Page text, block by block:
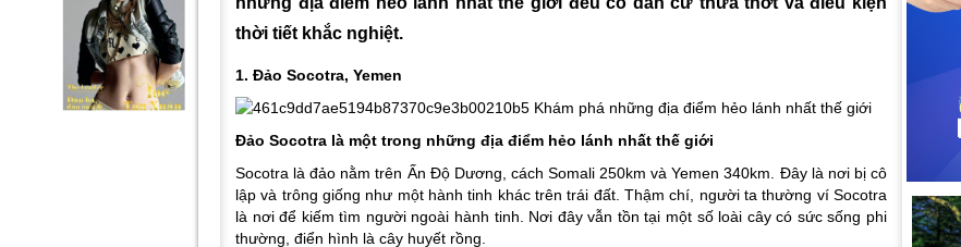
thời tiết khắc nghiệt.
1. Đảo Socotra, Yemen
Đảo Socotra là một trong những địa điểm hẻo lánh nhất thế giới
Socotra là đảo nằm trên Ấn Độ Dương, cách Somali 250km và Yemen 340km. Đây là nơi bị cô
lập và trông giống như một hành tinh khác trên trái đất. Thậm chí, người ta thường ví Socotra
là nơi để kiếm tìm người ngoài hành tinh. Nơi đây vẫn tồn tại một số loài cây có sức sống phi
thường, điển hình là cây huyết rồng.